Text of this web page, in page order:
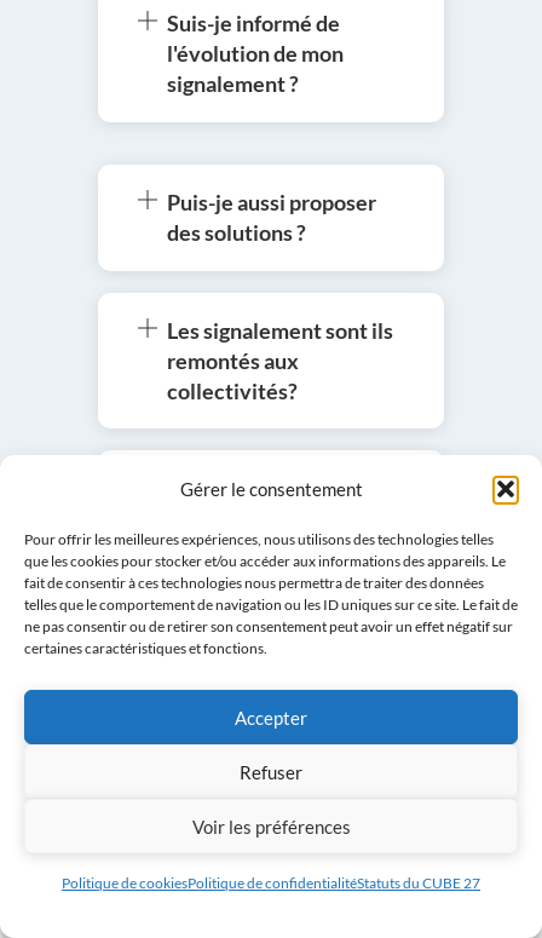
Gérer le consentement
Pour offrir les meilleures expériences, nous utilisons des technologies telles
que les cookies pour stocker et/ou accéder aux informations des appareils. Le
fait de consentir à ces technologies nous permettra de traiter des données
telles que le comportement de navigation ou les ID uniques sur ce site. Le fait de
ne pas consentir ou de retirer son consentement peut avoir un effet négatif sur
certaines caractéristiques et fonctions.
Accepter
Refuser
Voir les préférences
Politique de cookiesPolitique de confidentialitéStatuts du CUBE 27
Suis-je informé de
l'évolution de mon
signalement ?
Puis-je aussi proposer
des solutions ?
Les signalement sont ils
remontés aux
collectivités?
Comment modifier ou
signalement ?